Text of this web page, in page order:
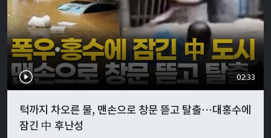
02:33
턱까지 차오른 물, 맨손으로 창문 뜯고 탈출…대홍수에
잠긴 中 후난성